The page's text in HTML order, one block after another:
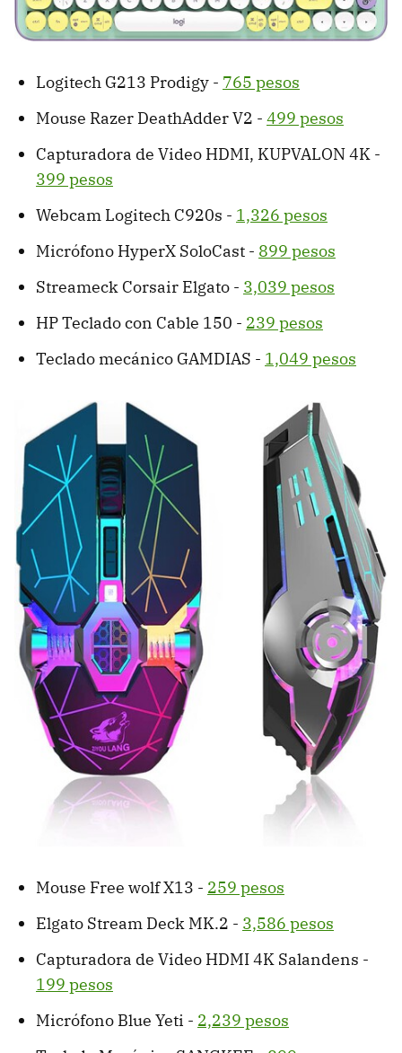
Logitech G213 Prodigy - 765 pesos
Mouse Razer DeathAdder V2 - 499 pesos
Capturadora de Video HDMI, KUPVALON 4K -
399 pesos
Webcam Logitech C920s - 1,326 pesos
Micrófono HyperX SoloCast - 899 pesos
Streameck Corsair Elgato - 3,039 pesos
HP Teclado con Cable 150 - 239 pesos
Teclado mecánico GAMDIAS - 1,049 pesos
Mouse Free wolf X13 - 259 pesos
Elgato Stream Deck MK.2 - 3,586 pesos
Capturadora de Video HDMI 4K Salandens -
199 pesos
Micrófono Blue Yeti - 2,239 pesos